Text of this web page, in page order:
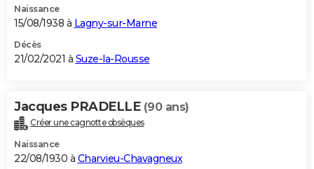
Naissance
15/08/1938 à Lagny-sur-Marne
Décès
21/02/2021 à Suze-la-Rousse
Jacques PRADELLE (90 ans)
Créer une cagnotte obsèques
Naissance
22/08/1930 à Charvieu-Chavagneux